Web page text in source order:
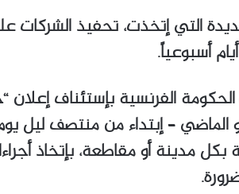
التي إتخذت، تحفيذ
أسبوعياً.
الفرنسية بإستئناف إعلان
مدينة أو مقاطعة، بإتخاذ